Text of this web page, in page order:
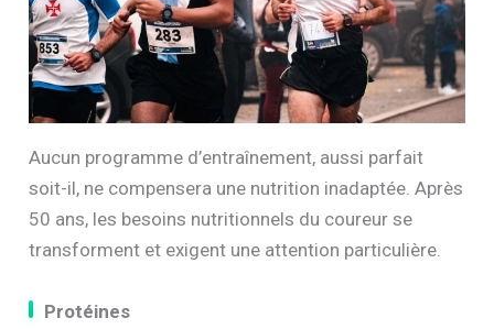
Aucun programme d’entraînement, aussi parfait
soit-il, ne compensera une nutrition inadaptée. Après
50 ans, les besoins nutritionnels du coureur se
transforment et exigent une attention particulière.
Protéines